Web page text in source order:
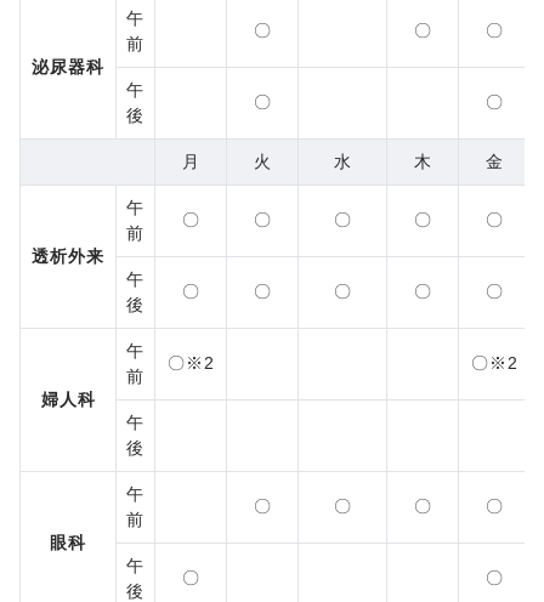
泌尿器科
午
前
〇 〇 〇
午
後
〇 〇
月 火 水 木 金
透析外来
午
前
〇 〇 〇 〇 〇
午
後
〇 〇 〇 〇 〇
婦人科
午
前
〇※2 〇※2
午
後
眼科
午
前
〇 〇 〇 〇
午
後
〇 〇